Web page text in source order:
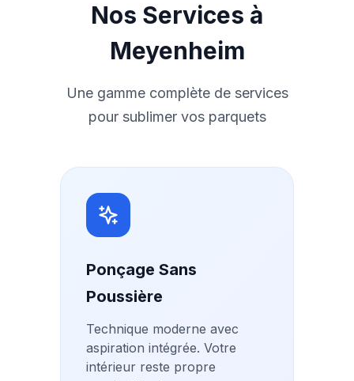
Nos Services à
Meyenheim
Une gamme complète de services
pour sublimer vos parquets
Ponçage Sans
Poussière
Technique moderne avec
aspiration intégrée. Votre
intérieur reste propre